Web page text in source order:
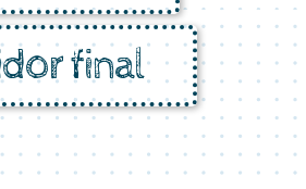
final